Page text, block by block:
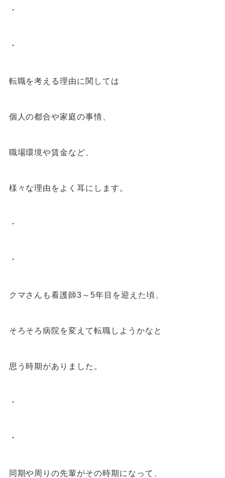
・
・
転職を考える理由に関しては
個人の都合や家庭の事情、
職場環境や賃金など、
様々な理由をよく耳にします。
・
・
クマさんも看護師3 ～5年目を迎えた頃、
そろそろ病院を変えて転職しようかなと
思う時期がありました。
・
・
同期や周りの先輩がその時期になって、